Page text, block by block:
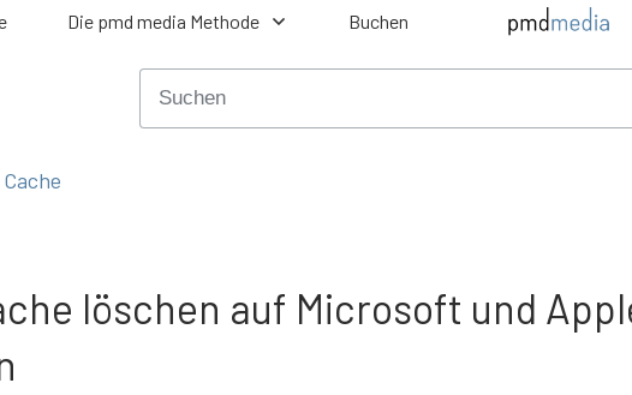
Die pmd media Methode Buchen
löschen auf Microsoft und